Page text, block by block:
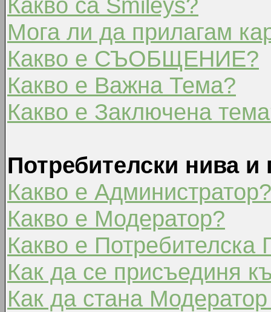
Мога ли да прилагам
Какво е СЪОБЩЕНИЕ?
Какво е Важна Тема?
Какво е Заключена
Потребителски нива и
Какво е Администратор?
Какво е Модератор?
Какво е Потребителска
Как да се присъединя
Как да стана